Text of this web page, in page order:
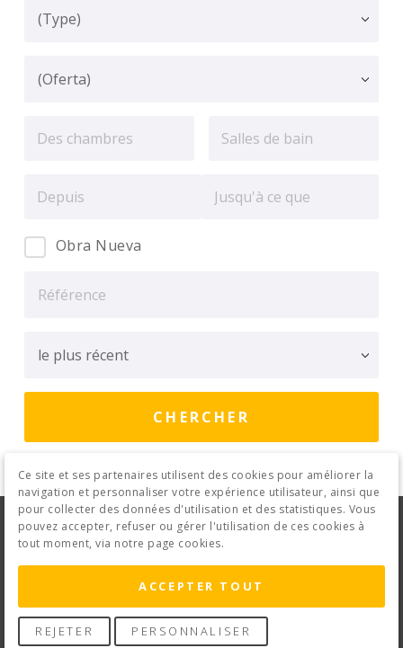
Obra Nueva
Avis Juridique Politique de confidentialité
Politique de cookies Contact
© 2026 Topalacant · Creado conVendomia
Ce site et ses partenaires utilisent des cookies pour améliorer la
navigation et personnaliser votre expérience utilisateur, ainsi que
pour collecter des données d'utilisation et des statistiques. Vous
pouvez accepter, refuser ou gérer l'utilisation de ces cookies à
tout moment, via notre page cookies.
ACCEPTER TOUT
REJETER PERSONNALISER